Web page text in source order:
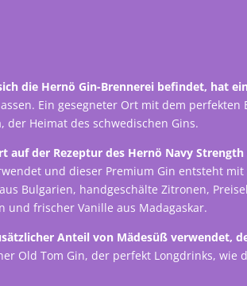
die Hernö Gin-Brennerei befindet, hat
Ein gesegneter Ort mit dem
der Heimat des schwedischen Gins.
auf der Rezeptur des Hernö Navy
und dieser Premium Gin entsteht
Bulgarien, handgeschälte Zitronen,
und frischer Vanille aus Madagaskar.
Anteil von Mädesüß verwendet,
Old Tom Gin, der perfekt Longdrinks, wie